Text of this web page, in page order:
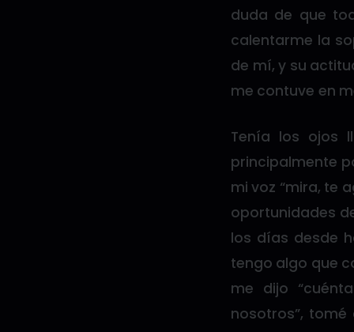
duda de que
calentarme la
de mí, y su
me contuve en
Tenía los ojos
principalmente
mi voz “mira, te
oportunidades
los días desde
tengo algo que
me dijo
nosotros”,